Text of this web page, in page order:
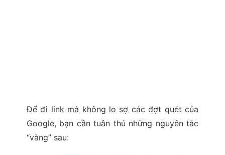
Để đi link mà không lo sợ các đợt quét của
Google, bạn cần tuân thủ những nguyên tắc
“vàng” sau: